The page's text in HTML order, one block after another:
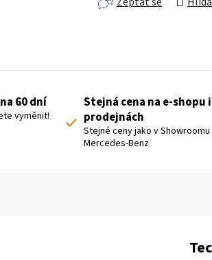
60 dní
vyměnit!
Stejná cena na e-shopu
prodejnách
Stejné ceny jako v Showroomu
Mercedes-Benz